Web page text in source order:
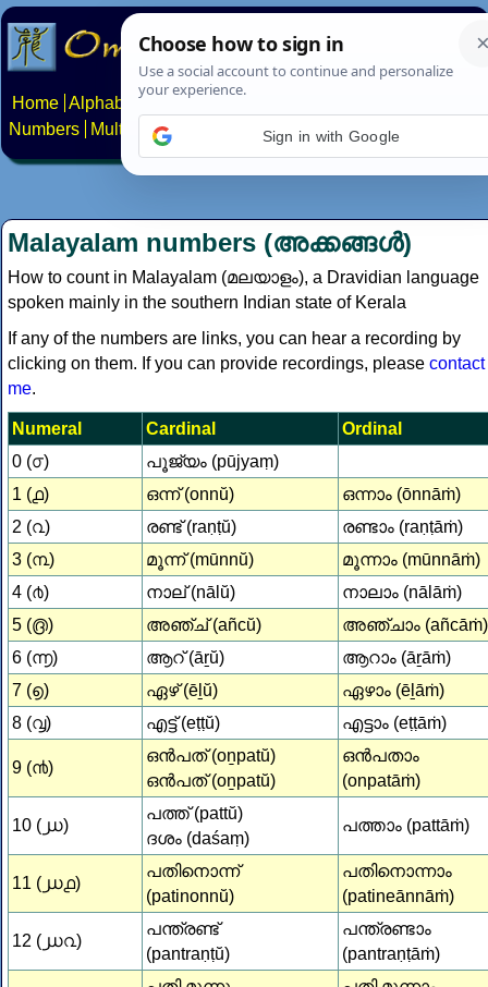
Home Alphabets Constructed scripts
Numbers
Multilingual Pages Search News About
Malayalam numbers (അക്കങ്ങള്‍)
How to count in Malayalam (മലയാളം), a Dravidian language
spoken mainly in the southern Indian state of Kerala
If any of the numbers are links, you can hear a recording by
clicking on them. If you can provide recordings, please contact
me.
Numeral Cardinal
Ordinal
0 (൦)
പൂജ്യം (pūjyaṃ)
1 (൧)
ഒന്ന് (onnŭ)
ഒന്നാം (ōnnāṁ)
2 (൨)
രണ്ട് (raṇṭŭ)
രണ്ടാം (raṇṭāṁ)
3 (൩)
മൂന്ന് (mūnnŭ)
മൂന്നാം (mūnnāṁ)
4 (൪)
നാല്‌ (nālŭ)
നാലാം (nālāṁ)
5 (൫)
അഞ്ച് (añcŭ)
അഞ്ചാം (añcāṁ)
6 (൬)
ആറ് (āṟŭ)
ആറാം (āṟāṁ)
7 (൭)
ഏഴ് (ēḻŭ)
ഏഴാം (ēḻāṁ)
8 (൮)
എട്ട് (eṭṭŭ) എട്ടാം (eṭṭāṁ)
9 (൯)
ഒന്‍പത് (oṉpatŭ)
ഒന്‍പത് (oṉpatŭ)
ഒന്‍പതാം
(onpatāṁ)
10 (൰)
പത്ത് (pattŭ)
ദശം (daśaṃ)
പത്താം (pattāṁ)
11 (൰൧)
പതിനൊന്ന്
(patinonnŭ)
പതിനൊന്നാം
(patineānnāṁ)
12 (൰൨)
പന്ത്രണ്ട്
(pantraṇṭŭ)
പന്ത്രണ്ടാം
(pantraṇṭāṁ)
Sign in with Google